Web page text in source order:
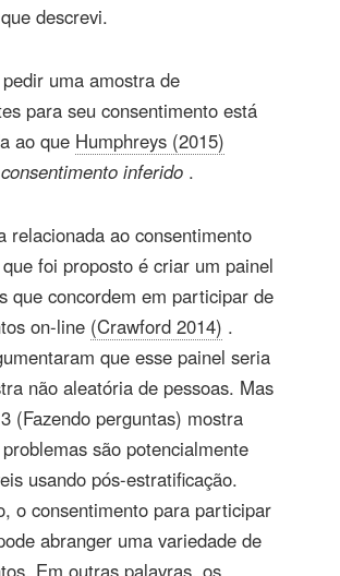
descrevi.
uma amostra de
para seu consentimento está
ao que Humphreys (2015)
consentimento inferido .
relacionada ao consentimento
foi proposto é criar um painel
que concordem em participar de
on-line (Crawford 2014) .
que esse painel seria
não aleatória de pessoas. Mas
(Fazendo perguntas) mostra
são potencialmente
​​usando pós-estratificação.
o consentimento para participar
abranger uma variedade de
Em outras palavras, os